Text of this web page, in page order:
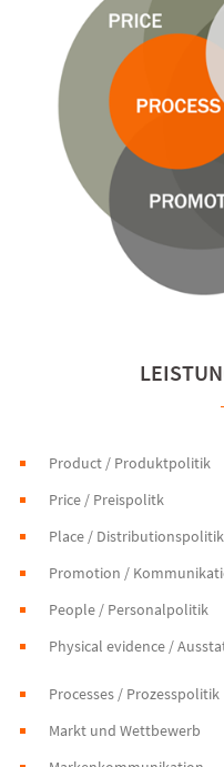
Product / Produktpolitik
Price / Preispolitk
Place / Distributionspolitik
Promotion /
People / Personalpolitik
Physical evidence /
Processes / Prozesspolitik
Markt und Wettbewerb